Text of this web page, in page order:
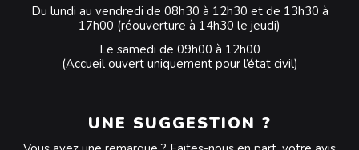
Du lundi au vendredi de 08h30 à 12h30 et de 13h30 à
17h00 (réouverture à 14h30 le jeudi)
Le samedi de 09h00 à 12h00
(Accueil ouvert uniquement pour l’état civil)
UNE SUGGESTION ?